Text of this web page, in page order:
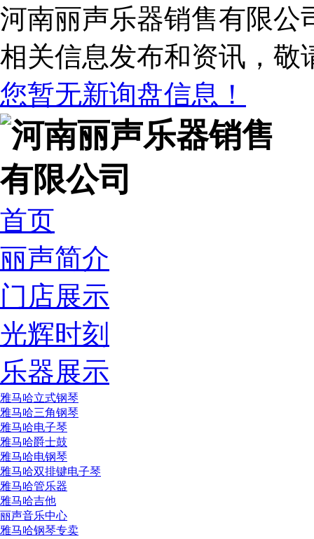
河南丽声乐器销售有限公
相关信息发布和资讯，敬
您暂无新询盘信息！
首页
丽声简介
门店展示
光辉时刻
乐器展示
雅马哈立式钢琴
雅马哈三角钢琴
雅马哈电子琴
雅马哈爵士鼓
雅马哈电钢琴
雅马哈双排键电子琴
雅马哈管乐器
雅马哈吉他
丽声音乐中心
雅马哈钢琴专卖